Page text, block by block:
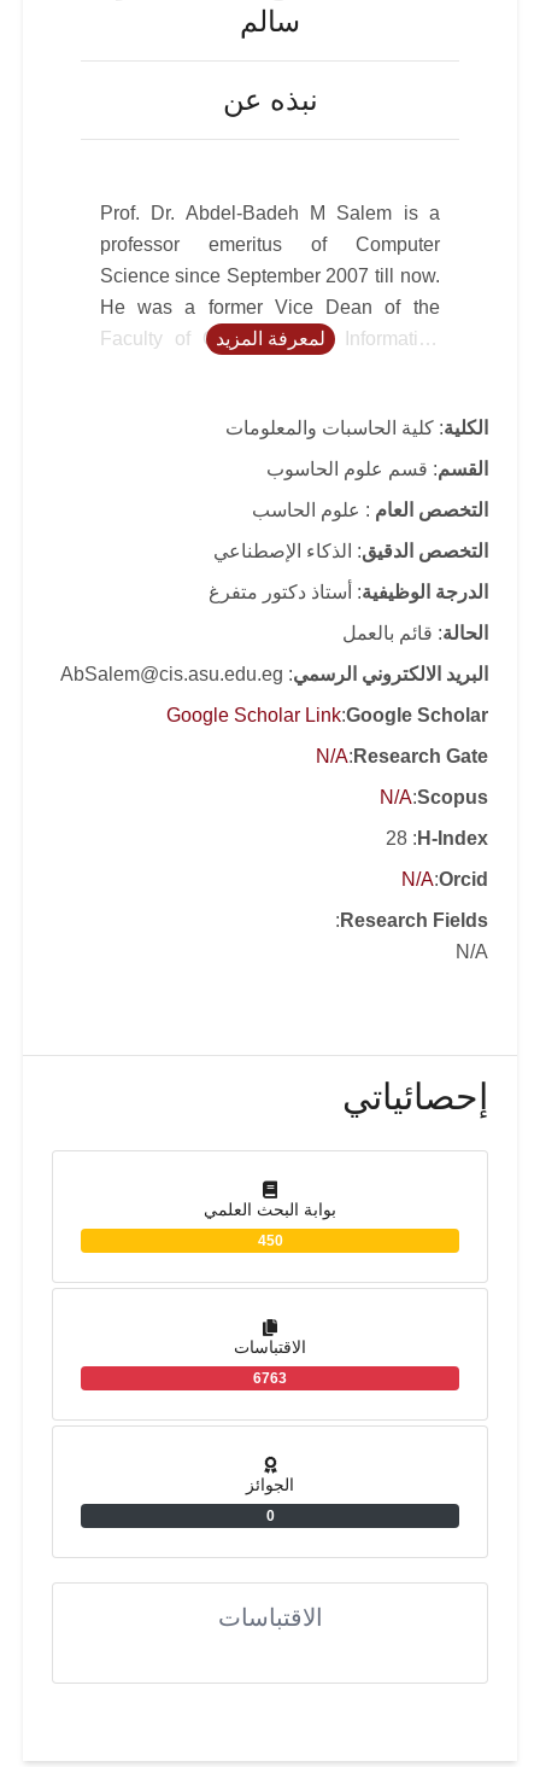
سالم
نبذه عن
Prof. Dr. Abdel-Badeh M Salem is a
professor emeritus of Computer
Science since September 2007 till now.
He was a former Vice Dean of the
Faculty of Computer and Information
professor of Computer Science at
Faculty of Science,AinShamsUniversity
Scientific Computing Center
atAinShamsUniversity (1984-1990). His
research includes intelligent computing,
expert systems, medical informatics,
He has published around 200 papers in
refereed journals and conference
proceedings in these areas. He has
conferences and workshops as an Int.
Program Committee , organizer and
لمعرفة المزيد
الكلية: كلية الحاسبات والمعلومات
القسم: قسم علوم الحاسوب
التخصص العام : علوم الحاسب
التخصص الدقيق: الذكاء الإصطناعي
الدرجة الوظيفية: أستاذ دكتور متفرغ
الحالة: قائم بالعمل
البريد الالكتروني الرسمي: AbSalem@cis.asu.edu.eg
Google Scholar
:
Google Scholar Link
Research Gate
:
N/A
Scopus
:
N/A
H-Index
: 28
Orcid
:
N/A
Research Fields
:
N/A
إحصائياتي
بوابة البحث العلمي
450
الاقتباسات
6763
الجوائز
0
الاقتباسات